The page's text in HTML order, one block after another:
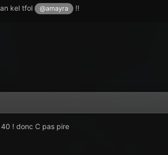
kel tfol @amayra !!
! donc C pas pire